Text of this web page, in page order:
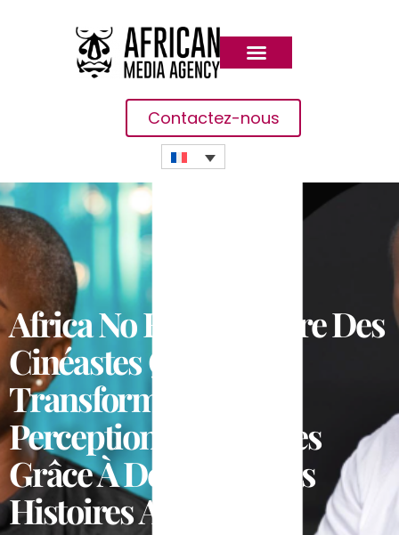
Contactez-nous
Africa No Filter Honore Des
Cinéastes Qui
Transforment Les
Perceptions Mondiales
Grâce À De Puissantes
Histoires Africaines.